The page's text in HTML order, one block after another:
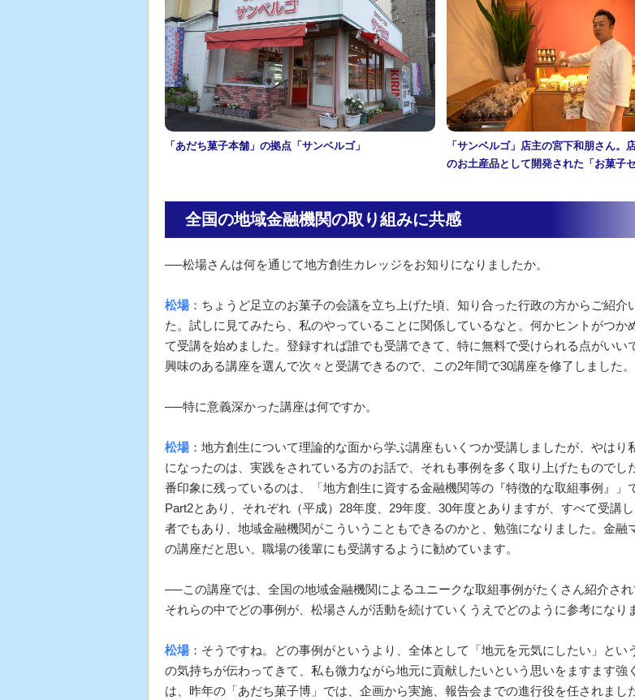
「あだち菓子本舗」の拠点「サンベルゴ」
「サンベルゴ」店主の宮下和朋さん。
のお土産品として開発された「お菓子
全国の地域金融機関の取り組みに共感
──松場さんは何を通じて地方創生カレッジをお知りになりましたか。
松場：ちょうど足立のお菓子の会議を立ち上げた頃、知り合った行政の方からご紹介
た。試しに見てみたら、私のやっていることに関係しているなと。何かヒントがつか
て受講を始めました。登録すれば誰でも受講できて、特に無料で受けられる点がいい
興味のある講座を選んで次々と受講できるので、この2年間で30講座を修了しました。
──特に意義深かった講座は何ですか。
松場：地方創生について理論的な面から学ぶ講座もいくつか受講しましたが、やはり
になったのは、実践をされている方のお話で、それも事例を多く取り上げたものでし
番印象に残っているのは、「地方創生に資する金融機関等の『特徴的な取組事例』」
Part2とあり、それぞれ（平成）28年度、29年度、30年度とありますが、すべて受講
者でもあり、地域金融機関がこういうこともできるのかと、勉強になりました。金融
の講座だと思い、職場の後輩にも受講するように勧めています。
──この講座では、全国の地域金融機関によるユニークな取組事例がたくさん紹介され
それらの中でどの事例が、松場さんが活動を続けていくうえでどのように参考になり
松場：そうですね。どの事例がというより、全体として「地元を元気にしたい」とい
の気持ちが伝わってきて、私も微力ながら地元に貢献したいという思いをますます強
は、昨年の「あだち菓子博」では、企画から実施、報告会までの進行役を任されまし